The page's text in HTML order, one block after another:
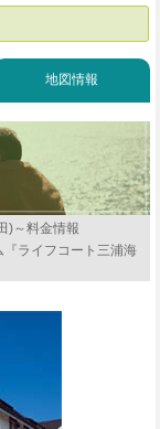
地図情報
)～料金情報
ライフコート三浦海